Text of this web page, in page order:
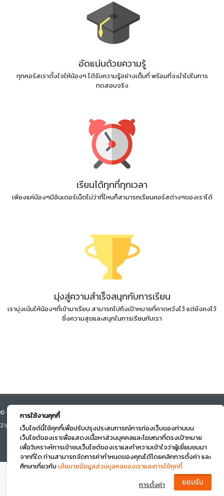
อัดแน่นด้วยความรู้
ทุกคอร์สเราตั้งใจให้น้องๆ ได้รับความรู้อย่างเต็มที่ พร้อมที่จะนำไปในการ
ทดสอบจริง
เรียนได้ทุกที่ทุกเวลา
เพียงแค่น้องๆมีอินเตอร์เน็ตไม่ว่าที่ไหนก็สามารถเรียนคอร์สต่างๆของเราได้
มุ่งสู่ความสำเร็จสนุกกับการเรียน
เรามุ่งเน้นให้น้องๆที่เข้ามาเรียน สามารถไปถึงเป้าหมายที่คาดหวังไว้ แต่ยังคงไว้
ซึ่งความสุขและสนุกในการเรียนกับเรา
การใช้งานคุกกี้
เว็บไซต์นี้ใช้คุกกี้เพื่อปรับปรุงประสบการณ์การท่องเว็บของท่านบน
เว็บไซต์ของเราเพื่อแสดงเนื้อหาส่วนบุคคลและโฆษณาที่ตรงเป้าหมาย
เพื่อวิเคราะห์การเข้าชมเว็บไซต์ของเราและทำความเข้าใจว่าผู้เยี่ยมชมมา
จากที่ใด ท่านสามารถจัดการค่ากำหนดของคุณได้โดยคลิกการตั้งค่า และ
ศึกษาเกี่ยวกับนโยบายข้อมูลส่วนบุลคลของเราและการใช้คุกกี้
การตั้งค่า
© Course Square 2026 All right reserved. v.3.0 Designed by Beyond
Zigma